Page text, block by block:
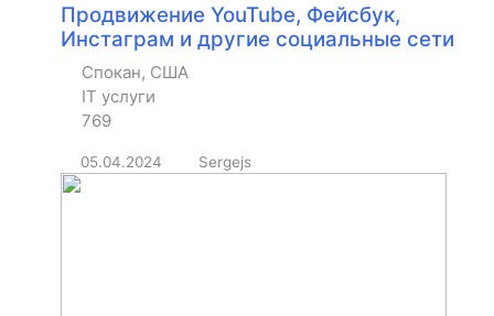
Продвижение YouTube, Фейсбук,
Инстаграм и другие социальные сети
Спокан, США
IT услуги
769
05.04.2024 Sergejs